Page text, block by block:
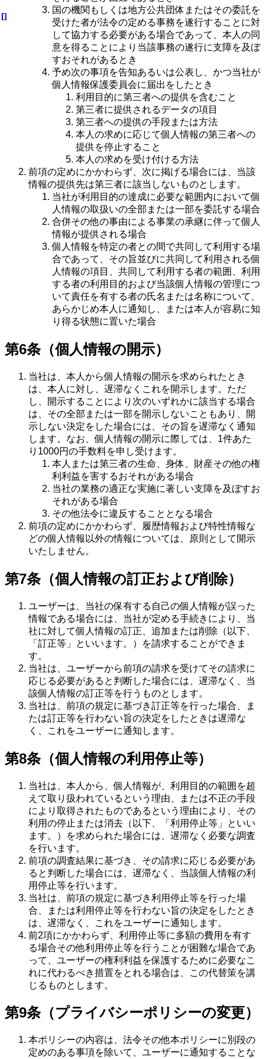
国の機関もしくは地方公共団体またはその委託を
受けた者が法令の定める事務を遂行することに対
して協力する必要がある場合であって、本人の同
意を得ることにより当該事務の遂行に支障を及ぼ
すおそれがあるとき
予め次の事項を告知あるいは公表し、かつ当社が
個人情報保護委員会に届出をしたとき
利用目的に第三者への提供を含むこと
第三者に提供されるデータの項目
第三者への提供の手段または方法
本人の求めに応じて個人情報の第三者への
提供を停止すること
本人の求めを受け付ける方法
前項の定めにかかわらず、次に掲げる場合には、当該
情報の提供先は第三者に該当しないものとします。
当社が利用目的の達成に必要な範囲内において個
人情報の取扱いの全部または一部を委託する場合
合併その他の事由による事業の承継に伴って個人
情報が提供される場合
個人情報を特定の者との間で共同して利用する場
合であって、その旨並びに共同して利用される個
人情報の項目、共同して利用する者の範囲、利用
する者の利用目的および当該個人情報の管理につ
いて責任を有する者の氏名または名称について、
あらかじめ本人に通知し、または本人が容易に知
り得る状態に置いた場合
第6条（個人情報の開示）
当社は、本人から個人情報の開示を求められたとき
は、本人に対し、遅滞なくこれを開示します。ただ
し、開示することにより次のいずれかに該当する場合
は、その全部または一部を開示しないこともあり、開
示しない決定をした場合には、その旨を遅滞なく通知
します。なお、個人情報の開示に際しては、1件あた
り1000円の手数料を申し受けます。
本人または第三者の生命、身体、財産その他の権
利利益を害するおそれがある場合
当社の業務の適正な実施に著しい支障を及ぼすお
それがある場合
その他法令に違反することとなる場合
前項の定めにかかわらず、履歴情報および特性情報な
どの個人情報以外の情報については、原則として開示
いたしません。
第7条（個人情報の訂正および削除）
ユーザーは、当社の保有する自己の個人情報が誤った
情報である場合には、当社が定める手続きにより、当
社に対して個人情報の訂正、追加または削除（以下、
「訂正等」といいます。）を請求することができま
す。
当社は、ユーザーから前項の請求を受けてその請求に
応じる必要があると判断した場合には、遅滞なく、当
該個人情報の訂正等を行うものとします。
当社は、前項の規定に基づき訂正等を行った場合、ま
たは訂正等を行わない旨の決定をしたときは遅滞な
く、これをユーザーに通知します。
第8条（個人情報の利用停止等）
当社は、本人から、個人情報が、利用目的の範囲を超
えて取り扱われているという理由、または不正の手段
により取得されたものであるという理由により、その
利用の停止または消去（以下、「利用停止等」といい
ます。）を求められた場合には、遅滞なく必要な調査
を行います。
前項の調査結果に基づき、その請求に応じる必要があ
ると判断した場合には、遅滞なく、当該個人情報の利
用停止等を行います。
当社は、前項の規定に基づき利用停止等を行った場
合、または利用停止等を行わない旨の決定をしたとき
は、遅滞なく、これをユーザーに通知します。
前2項にかかわらず、利用停止等に多額の費用を有す
る場合その他利用停止等を行うことが困難な場合であ
って、ユーザーの権利利益を保護するために必要なこ
れに代わるべき措置をとれる場合は、この代替策を講
じるものとします。
第9条（プライバシーポリシーの変更）
本ポリシーの内容は、法令その他本ポリシーに別段の
定めのある事項を除いて、ユーザーに通知することな